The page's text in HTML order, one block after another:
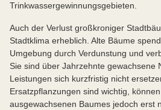
Trinkwassergewinnungsgebieten.
Auch der Verlust großkroniger
Stadtklima erheblich. Alte Bäume
Umgebung durch Verdunstung und
Sie sind über Jahrzehnte gewachsene
Leistungen sich kurzfristig nicht
Ersatzpflanzungen sind wichtig,
ausgewachsenen Baumes jedoch erst